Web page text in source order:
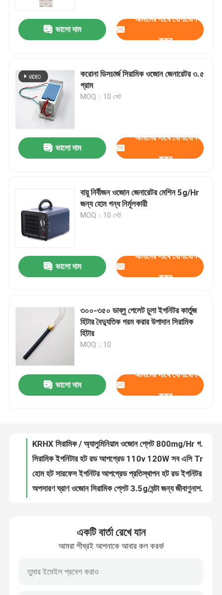
বাড়ি
কারখানা ভ্রমণ
মান নিয়ন্ত্রণ
ভালো দাম
আমাদের সাথে যোগাযোগ
করুন
করোনা ডিসচার্জ সিরামিক ওজোন জেনারেটর ৩.৫
গ্রাম
MOQ：10 সেট
ভালো দাম
আমাদের সাথে যোগাযোগ
করুন
বায়ু নির্বীজন ওজোন জেনারেটর মেশিন 5g/Hr
জন্য হোম গন্ধ নির্মূলকারী
MOQ：10 সেট
ভালো দাম
আমাদের সাথে যোগাযোগ
করুন
৩০০-৩৫০ ডাব্লু পেলেট চুলা ইগনিটর কার্তুজ
হিটার বৈদ্যুতিক গরম করার উপাদান সিরামিক
হিটার
MOQ：10
ভালো দাম
আমাদের সাথে যোগাযোগ
করুন
6g/Hr ওজোন প্লেট সিরামিক 105x50mm Ozone জেনারেটরের জন্য আকার
অপসারণ ঘ্রাণ ওজোন সিরামিক প্লেট 3.5g/ঘন্টা জন্য জীবাণুনাশক সরঞ্জাম
বায়ু বিশুদ্ধকরণের জন্য ব্যবহৃত পাওয়ার সাপ্লাই সহ প্রতিস্থাপন 2g/h সিরামিক ওজোন জেনারেটর
7g ওজোন জেনারেটর গন্ধ অপসারণকারী
একটি বার্তা রেখে যান
আমরা শীঘ্রই আপনাকে আবার কল করব!